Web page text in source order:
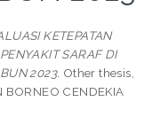
KETEPATAN
SARAF DI
2023. Other thesis,
BORNEO CENDEKIA